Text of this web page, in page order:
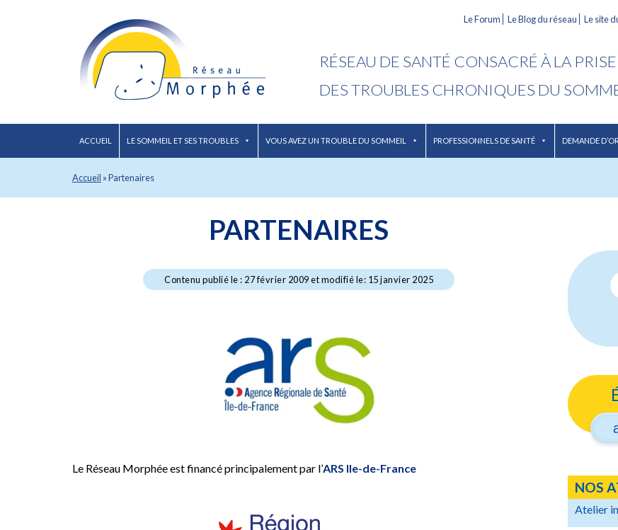
Le Forum Le Blog du réseau Le site
RÉSEAU DE SANTÉ CONSACRÉ À LA
DES TROUBLES CHRONIQUES DU
ACCUEIL LE SOMMEIL ET SES TROUBLES VOUS AVEZ UN TROUBLE DU SOMMEIL PROFESSIONNELS DE SANTÉ DEMANDE
Accueil »Partenaires
PARTENAIRES
Contenu publié le : 27 février 2009 et modifié le: 15 janvier 2025
Le Réseau Morphée est financé principalement par l’ARS Ile-de-France
NOS
Atelier